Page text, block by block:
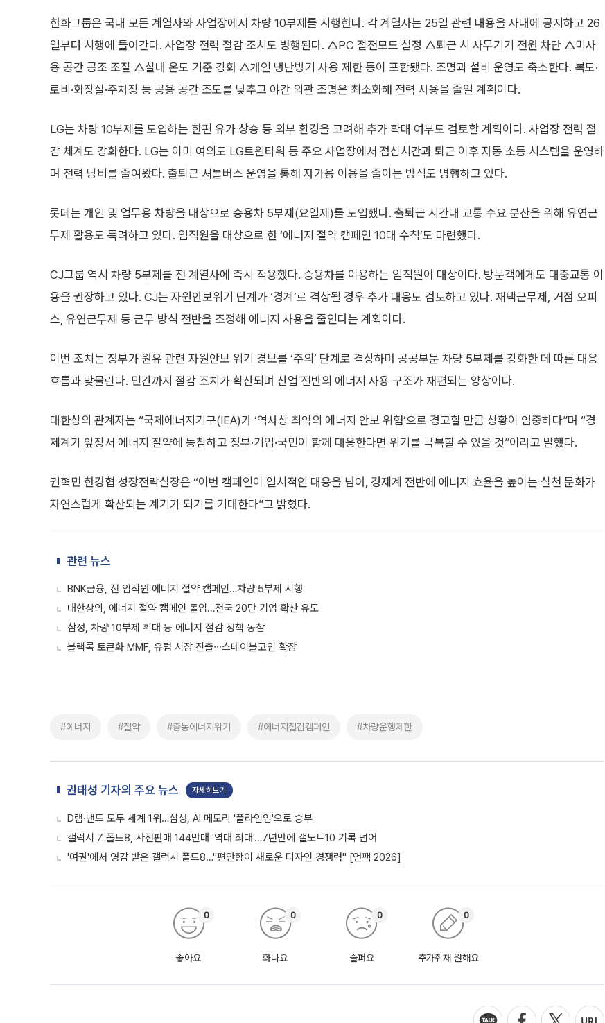
한화그룹은 국내 모든 계열사와 사업장에서 차량 10부제를 시행한다. 각 계열사는 25일 관련 내용을 사내에 공지하고 26
일부터 시행에 들어간다. 사업장 전력 절감 조치도 병행된다. △PC 절전모드 설정 △퇴근 시 사무기기 전원 차단 △미사
용 공간 공조 조절 △실내 온도 기준 강화 △개인 냉난방기 사용 제한 등이 포함됐다. 조명과 설비 운영도 축소한다. 복도·
로비·화장실·주차장 등 공용 공간 조도를 낮추고 야간 외관 조명은 최소화해 전력 사용을 줄일 계획이다.
LG는 차량 10부제를 도입하는 한편 유가 상승 등 외부 환경을 고려해 추가 확대 여부도 검토할 계획이다. 사업장 전력 절
감 체계도 강화한다. LG는 이미 여의도 LG트윈타워 등 주요 사업장에서 점심시간과 퇴근 이후 자동 소등 시스템을 운영하
며 전력 낭비를 줄여왔다. 출퇴근 셔틀버스 운영을 통해 자가용 이용을 줄이는 방식도 병행하고 있다.
롯데는 개인 및 업무용 차량을 대상으로 승용차 5부제(요일제)를 도입했다. 출퇴근 시간대 교통 수요 분산을 위해 유연근
무제 활용도 독려하고 있다. 임직원을 대상으로 한 ‘에너지 절약 캠페인 10대 수칙’도 마련했다.
CJ그룹 역시 차량 5부제를 전 계열사에 즉시 적용했다. 승용차를 이용하는 임직원이 대상이다. 방문객에게도 대중교통 이
용을 권장하고 있다. CJ는 자원안보위기 단계가 ‘경계’로 격상될 경우 추가 대응도 검토하고 있다. 재택근무제, 거점 오피
스, 유연근무제 등 근무 방식 전반을 조정해 에너지 사용을 줄인다는 계획이다.
이번 조치는 정부가 원유 관련 자원안보 위기 경보를 ‘주의’ 단계로 격상하며 공공부문 차량 5부제를 강화한 데 따른 대응
흐름과 맞물린다. 민간까지 절감 조치가 확산되며 산업 전반의 에너지 사용 구조가 재편되는 양상이다.
대한상의 관계자는 “국제에너지기구(IEA)가 ‘역사상 최악의 에너지 안보 위협’으로 경고할 만큼 상황이 엄중하다”며 “경
제계가 앞장서 에너지 절약에 동참하고 정부·기업·국민이 함께 대응한다면 위기를 극복할 수 있을 것”이라고 말했다.
권혁민 한경협 성장전략실장은 “이번 캠페인이 일시적인 대응을 넘어, 경제계 전반에 에너지 효율을 높이는 실천 문화가
자연스럽게 확산되는 계기가 되기를 기대한다”고 밝혔다.
관련 뉴스
BNK금융, 전 임직원 에너지 절약 캠페인…차량 5부제 시행
대한상의, 에너지 절약 캠페인 돌입…전국 20만 기업 확산 유도
삼성, 차량 10부제 확대 등 에너지 절감 정책 동참
블랙록 토큰화 MMF, 유럽 시장 진출∙∙∙스테이블코인 확장
#에너지 #절약 #중동에너지위기 #에너지절감캠페인 #차량운행제한
권태성 기자의 주요 뉴스 자세히보기
D램·낸드 모두 세계 1위…삼성, AI 메모리 '풀라인업'으로 승부
갤럭시 Z 폴드8, 사전판매 144만대 '역대 최대'…7년만에 갤노트10 기록 넘어
'여권'에서 영감 받은 갤럭시 폴드8…"편안함이 새로운 디자인 경쟁력" [언팩 2026]
좋아요
0
화나요
0
슬퍼요
0
추가취재 원해요
0